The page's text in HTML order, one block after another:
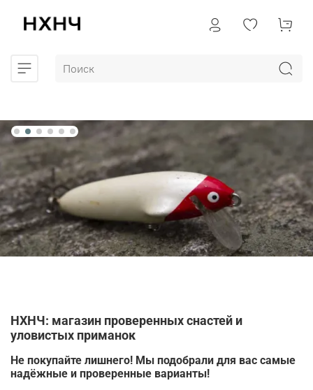
НХНЧ: магазин проверенных снастей и
уловистых приманок
Не покупайте лишнего! Мы подобрали для вас самые
надёжные и проверенные варианты!